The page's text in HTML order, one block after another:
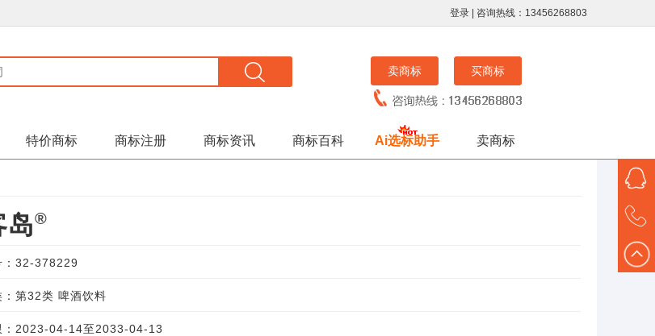
登录 | 咨询热线：13456268803
卖商标 买商标
特价商标 商标注册 商标资讯 商标百科 Ai选标助手 卖商标
岛®
：32-378229
：第32类 啤酒饮料
：2023-04-14至2033-04-13